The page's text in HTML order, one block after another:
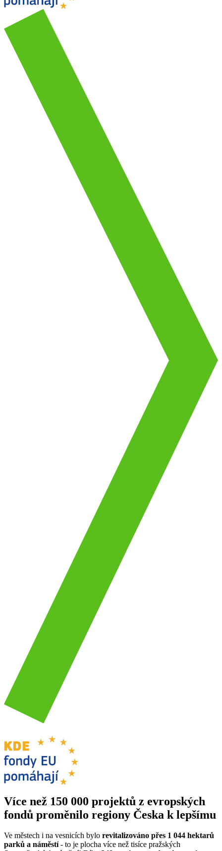
Více než 150 000 projektů z evropských
fondů proměnilo regiony Česka k lepšímu
Ve městech i na vesnicích bylo revitalizováno přes 1 044 hektarů
parků a náměstí- to je plocha více než tisíce pražských